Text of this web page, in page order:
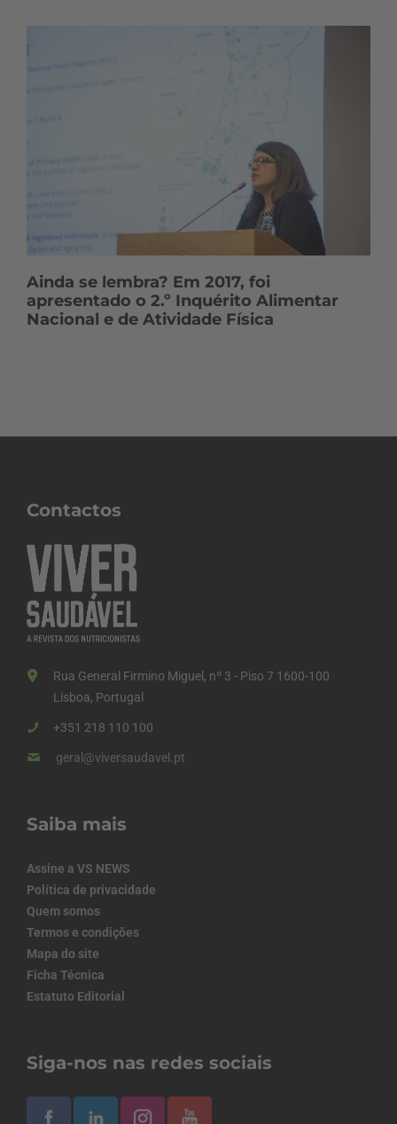
Ainda se lembra? Em 2017, foi
apresentado o 2.º Inquérito Alimentar
Nacional e de Atividade Física
Contactos
Rua General Firmino Miguel, nº 3 - Piso 7 1600-100
Lisboa, Portugal
+351 218 110 100
geral@viversaudavel.pt
Saiba mais
Assine a VS NEWS
Política de privacidade
Quem somos
Termos e condições
Mapa do site
Ficha Técnica
Estatuto Editorial
Siga-nos nas redes sociais